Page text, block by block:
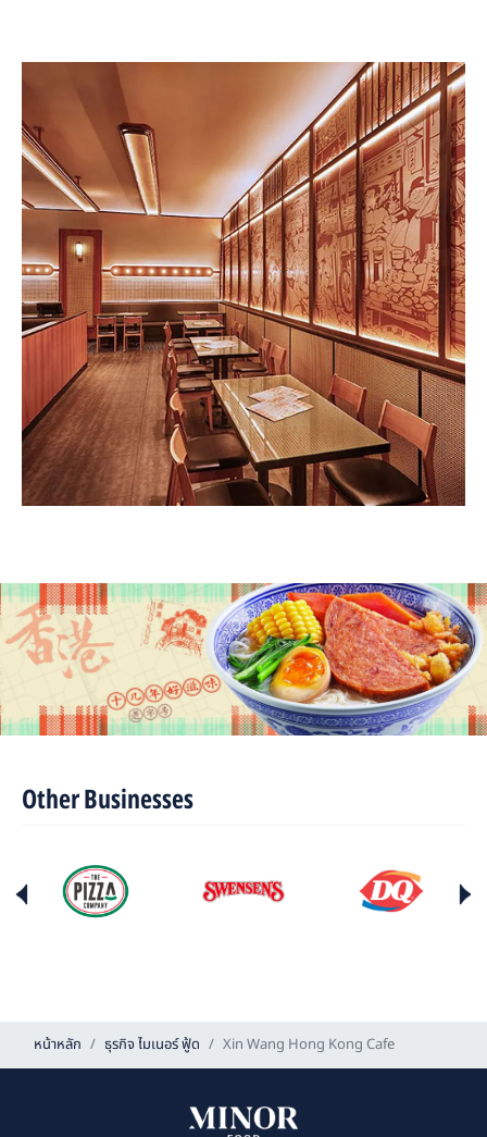
Other Businesses
หน้าหลัก ธุรกิจ ไมเนอร์ ฟู้ด Xin Wang Hong Kong Cafe